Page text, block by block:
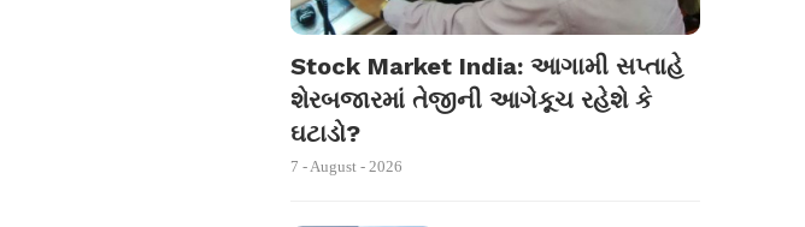
Stock Market India: આગામી સપ્તાહે
શેરબજારમાં તેજીની આગેકૂચ રહેશે કે
ઘટાડો?
7 - August - 2026